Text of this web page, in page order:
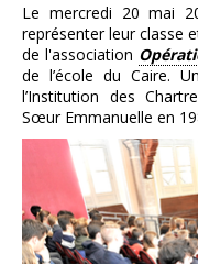
Le mercredi 20 mai
représenter leur classe
de l'association
de l’école du Caire.
l’Institution des
Sœur Emmanuelle en